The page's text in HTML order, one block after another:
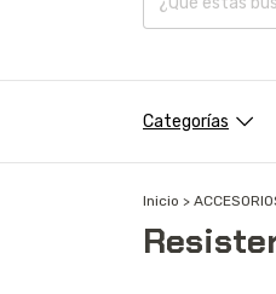
Categorías
Inicio >